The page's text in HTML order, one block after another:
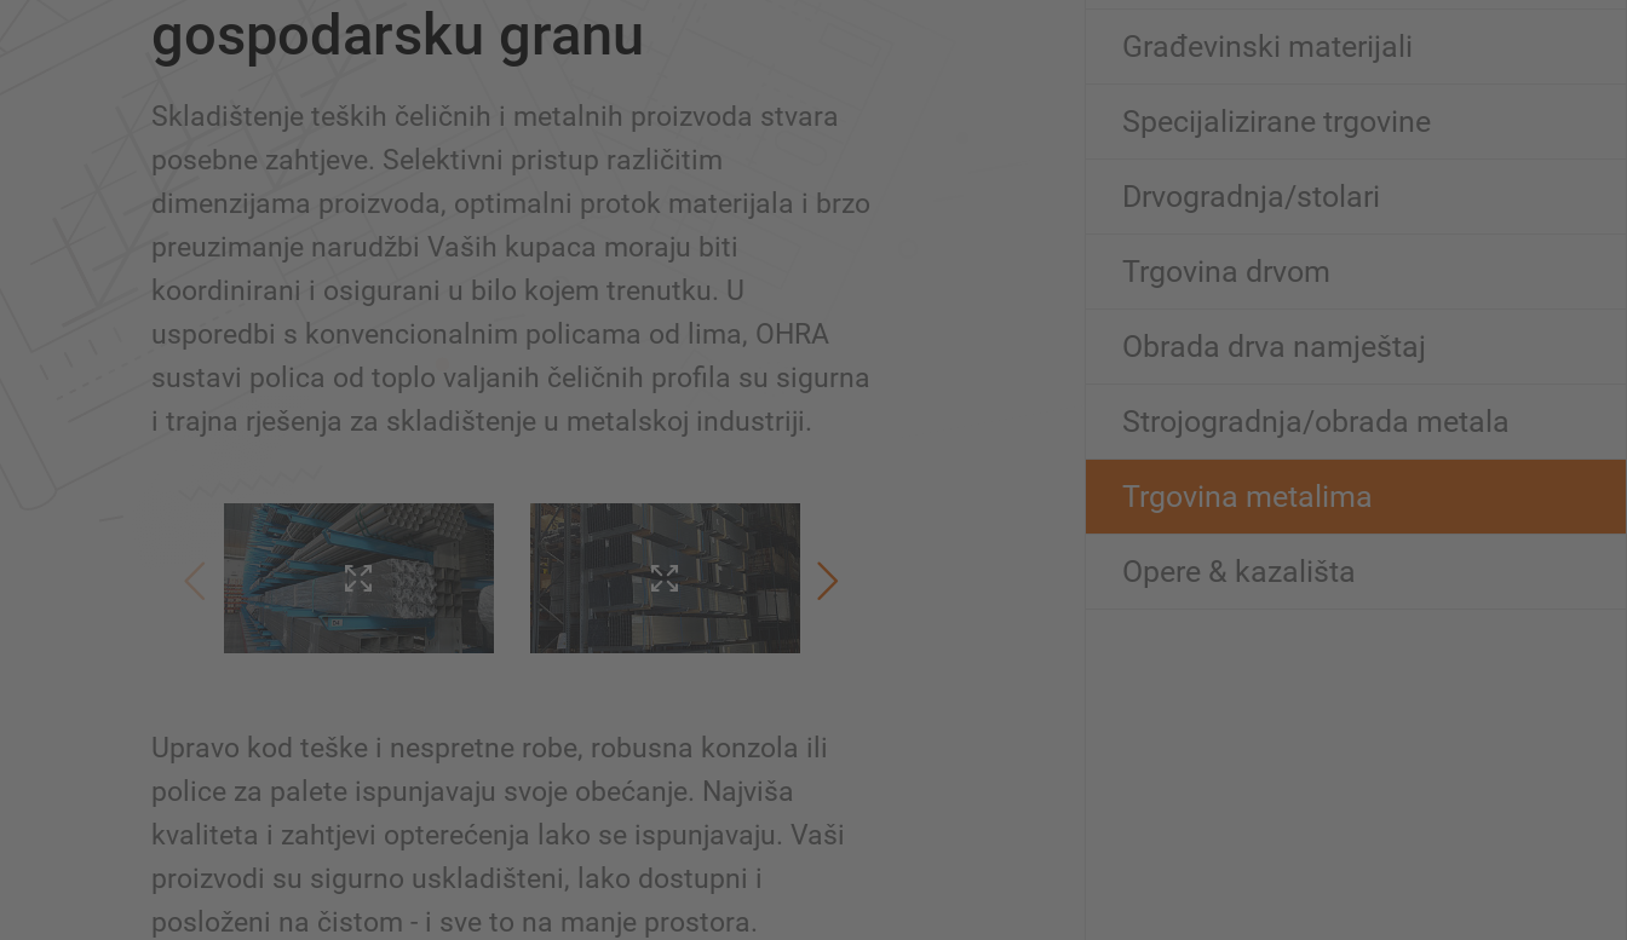
gospodarsku granu
Skladištenje teških čeličnih i metalnih proizvoda stvara
posebne zahtjeve. Selektivni pristup različitim
dimenzijama proizvoda, optimalni protok materijala i brzo
preuzimanje narudžbi Vaših kupaca moraju biti
koordinirani i osigurani u bilo kojem trenutku. U
usporedbi s konvencionalnim policama od lima, OHRA
sustavi polica od toplo valjanih čeličnih profila su sigurna
i trajna rješenja za skladištenje u metalskoj industriji.
Upravo kod teške i nespretne robe, robusna konzola ili
police za palete ispunjavaju svoje obećanje. Najviša
kvaliteta i zahtjevi opterećenja lako se ispunjavaju. Vaši
proizvodi su sigurno uskladišteni, lako dostupni i
posloženi na čistom - i sve to na manje prostora.
Građevinski materijali
Specijalizirane trgovine
Drvogradnja/stolari
Trgovina drvom
Obrada drva namještaj
Strojogradnja/obrada metala
Trgovina metalima
Opere & kazališta